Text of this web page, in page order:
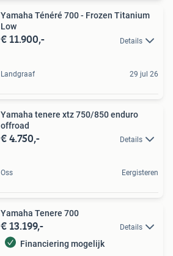
Yamaha Ténéré 700 - Frozen Titanium
Low
€ 11.900,- Details
Landgraaf 29 jul 26
Yamaha tenere xtz 750/850 enduro
offroad
€ 4.750,- Details
Oss Eergisteren
Yamaha Tenere 700
€ 13.199,- Details
Financiering mogelijk